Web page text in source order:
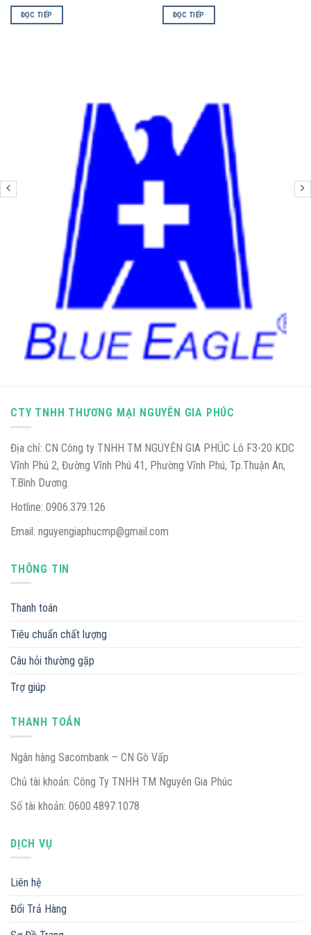
ĐỌC TIẾP ĐỌC TIẾP
CTY TNHH THƯƠNG MẠI NGUYÊN GIA PHÚC
Địa chỉ: CN Công ty TNHH TM NGUYÊN GIA PHÚC Lô F3-20 KDC
Vĩnh Phú 2, Đường Vĩnh Phú 41, Phường Vĩnh Phú, Tp.Thuận An,
T.Bình Dương.
Hotline: 0906.379.126
Email: nguyengiaphucmp@gmail.com
THÔNG TIN
Thanh toán
Tiêu chuẩn chất lượng
Câu hỏi thường gặp
Trợ giúp
THANH TOÁN
Ngân hàng Sacombank – CN Gò Vấp
Chủ tài khoản: Công Ty TNHH TM Nguyên Gia Phúc
Số tài khoản: 0600.4897.1078
DỊCH VỤ
Liên hệ
Đổi Trả Hàng